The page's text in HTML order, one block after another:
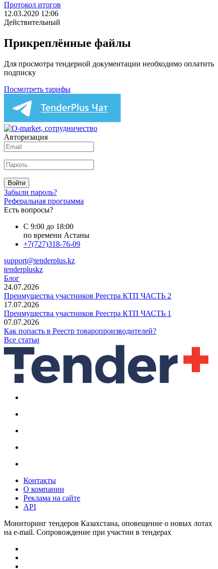
Протокол итогов
12.03.2020 12:06
Действительный
Прикреплённые файлы
Для просмотра тендерной документации необходимо оплатить
подписку
Посмотреть тарифы
Авторизация
Войти
Забыли пароль?
Реферальная программа
Есть вопросы?
С 9:00 до 18:00
по времени Астаны
+7(727)318-76-09
support@tenderplus.kz
tenderpluskz
Блог
24.07.2026
Преимущества участников Реестра КТП ЧАСТЬ 2
17.07.2026
Преимущества участников Реестра КТП ЧАСТЬ 1
07.07.2026
Как попасть в Реестр товаропроизводителей?
Все статьи
Контакты
О компании
Реклама на сайте
API
Мониторинг тендеров Казахстана, оповещение о новых лотах
на e-mail. Сопровождение при участии в тендерах